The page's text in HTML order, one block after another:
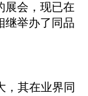
展会，现已在
继举办了同品
，其在业界同